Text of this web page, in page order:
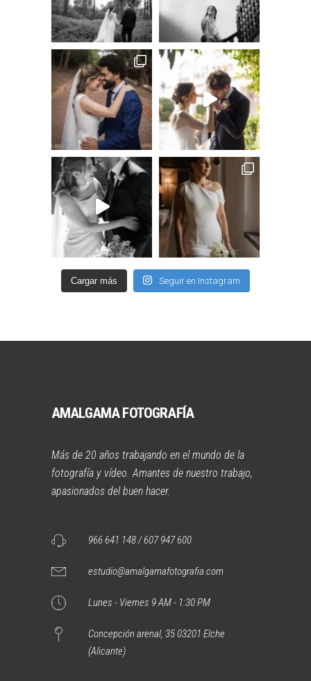
Cargar más Seguir en Instagram
AMALGAMA FOTOGRAFÍA
Más de 20 años trabajando en el mundo de la
fotografía y vídeo. Amantes de nuestro trabajo,
apasionados del buen hacer.
966 641 148 / 607 947 600
estudio@amalgamafotografia.com
Lunes - Viernes 9 AM - 1:30 PM
Concepción arenal, 35 03201 Elche
(Alicante)